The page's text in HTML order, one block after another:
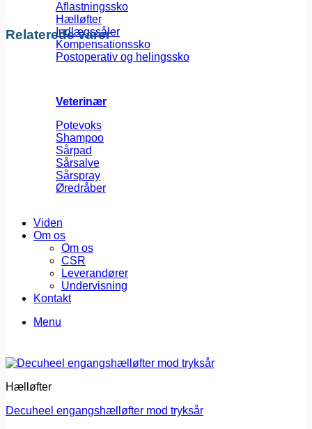
Aflastningssko
Hælløfter
Indlægssåler
Kompensationssko
Postoperativ og helingssko
Veterinær
Potevoks
Shampoo
Sårpad
Sårsalve
Sårspray
Øredråber
Viden
Om os
Om os
CSR
Leverandører
Undervisning
Kontakt
Menu
Relaterede varer
Hælløfter
Decuheel engangshælløfter mod tryksår